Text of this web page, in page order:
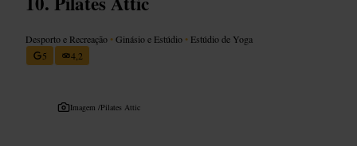
Desporto e Recreação •Ginásio e Estúdio • Estúdio de Yoga
5
4,2
Imagem /Pilates Attic